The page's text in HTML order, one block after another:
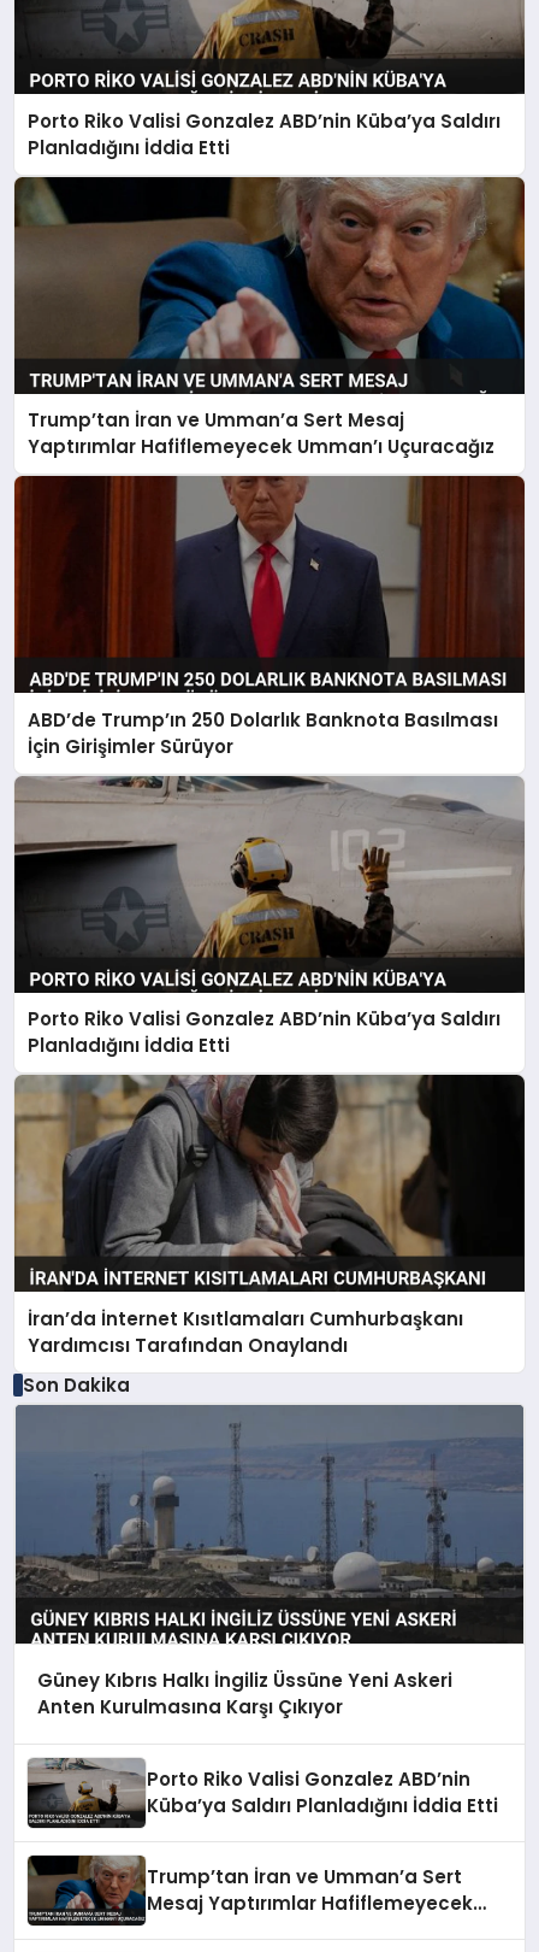
Porto Riko Valisi Gonzalez ABD’nin Küba’ya Saldırı
Planladığını İddia Etti
Trump’tan İran ve Umman’a Sert Mesaj
Yaptırımlar Hafiflemeyecek Umman’ı Uçuracağız
ABD’de Trump’ın 250 Dolarlık Banknota Basılması
İçin Girişimler Sürüyor
Porto Riko Valisi Gonzalez ABD’nin Küba’ya Saldırı
Planladığını İddia Etti
İran’da İnternet Kısıtlamaları Cumhurbaşkanı
Yardımcısı Tarafından Onaylandı
Son Dakika
Güney Kıbrıs Halkı İngiliz Üssüne Yeni Askeri
Anten Kurulmasına Karşı Çıkıyor
Porto Riko Valisi Gonzalez ABD’nin
Küba’ya Saldırı Planladığını İddia Etti
Trump’tan İran ve Umman’a Sert
Mesaj Yaptırımlar Hafiflemeyecek